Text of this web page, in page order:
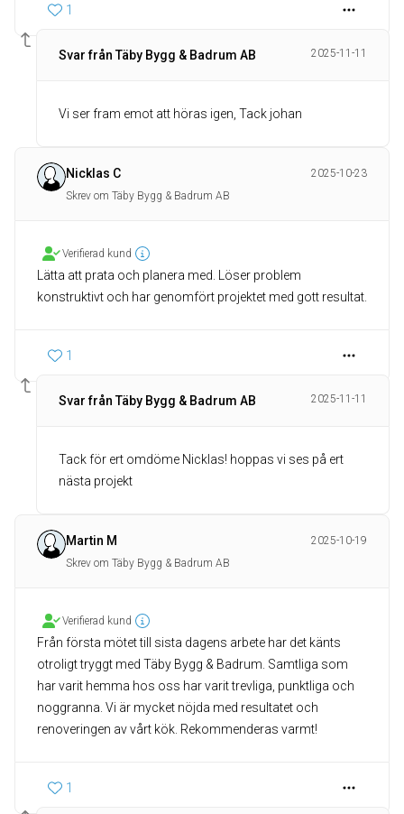
1
Svar från Täby Bygg & Badrum AB 2025-11-11
Vi ser fram emot att höras igen, Tack johan
Nicklas C
2025-10-23
Skrev om Täby Bygg & Badrum AB
Verifierad kund
Lätta att prata och planera med. Löser problem
konstruktivt och har genomfört projektet med gott resultat.
1
Svar från Täby Bygg & Badrum AB 2025-11-11
Tack för ert omdöme Nicklas! hoppas vi ses på ert
nästa projekt
Martin M
2025-10-19
Skrev om Täby Bygg & Badrum AB
Verifierad kund
Från första mötet till sista dagens arbete har det känts
otroligt tryggt med Täby Bygg & Badrum. Samtliga som
har varit hemma hos oss har varit trevliga, punktliga och
noggranna. Vi är mycket nöjda med resultatet och
renoveringen av vårt kök. Rekommenderas varmt!
1